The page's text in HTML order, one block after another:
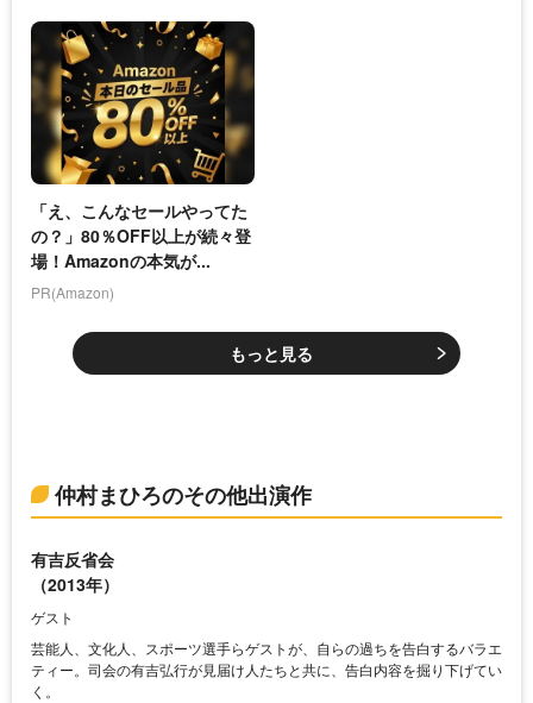
「え、こんなセールやってた
の？」80％OFF以上が続々登
場！Amazonの本気が...
PR(Amazon)
もっと見る
仲村まひろのその他出演作
有吉反省会
（2013年）
ゲスト
芸能人、文化人、スポーツ選手らゲストが、自らの過ちを告白するバラエ
ティー。司会の有吉弘行が見届け人たちと共に、告白内容を掘り下げてい
く。